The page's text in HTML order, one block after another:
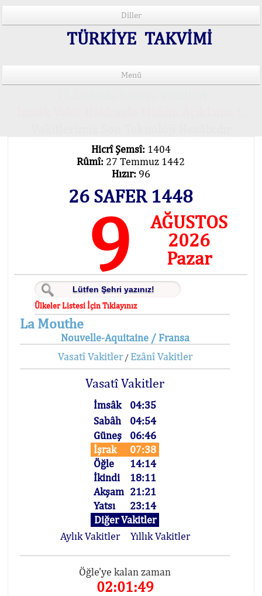
Diller
TÜRKİYE TAKVİMİ
Menü
Hicrî Şemsî: 1404
Rûmî: 27 Temmuz 1442
Hızır: 96
26 SAFER 1448
9
AĞUSTOS
2026
Pazar
Ülkeler Listesi İçin Tıklayınız
La Mouthe
Nouvelle-Aquitaine / Fransa
Vasatî Vakitler/ Ezânî Vakitler
Vasatî Vakitler
İmsâk
04:35
Sabâh
04:54
Güneş
06:46
İşrak
07:38
Öğle
14:14
İkindi
18:11
Akşam 21:21
Yatsı
23:14
Diğer Vakitler
Aylık Vakitler
Yıllık Vakitler
Öğle'ye kalan zaman
02:01:48